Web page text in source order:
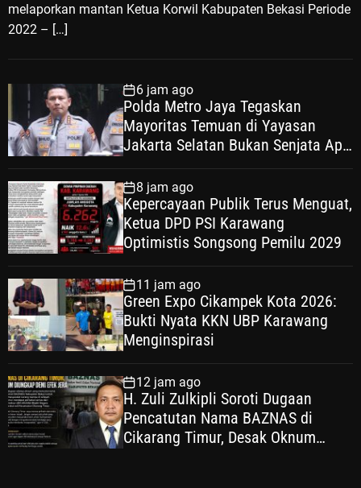
melaporkan mantan Ketua Korwil Kabupaten Bekasi Periode
2022 – […]
6 jam ago
Polda Metro Jaya Tegaskan
Mayoritas Temuan di Yayasan
Jakarta Selatan Bukan Senjata Api,
Proses Pendalaman Terus Berjalan
8 jam ago
Kepercayaan Publik Terus Menguat,
Ketua DPD PSI Karawang
Optimistis Songsong Pemilu 2029
11 jam ago
Green Expo Cikampek Kota 2026:
Bukti Nyata KKN UBP Karawang
Menginspirasi
12 jam ago
H. Zuli Zulkipli Soroti Dugaan
Pencatutan Nama BAZNAS di
Cikarang Timur, Desak Oknum